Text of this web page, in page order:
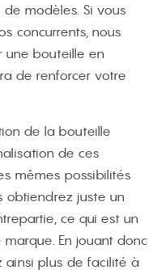
modèles. Si vous
concurrents, nous
une bouteille en
de renforcer votre
de la bouteille
de ces
mêmes possibilités
obtiendrez juste un
ce qui est un
En jouant donc
ainsi plus de facilité à